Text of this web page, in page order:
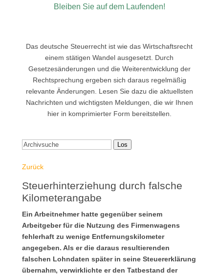
Bleiben Sie auf dem Laufenden!
Das deutsche Steuerrecht ist wie das Wirtschaftsrecht
einem stätigen Wandel ausgesetzt. Durch
Gesetzesänderungen und die Weiterentwicklung der
Rechtsprechung ergeben sich daraus regelmäßig
relevante Änderungen. Lesen Sie dazu die aktuellsten
Nachrichten und wichtigsten Meldungen, die wir Ihnen
hier in komprimierter Form bereitstellen.
Los
Zurück
Steuerhinterziehung durch falsche
Kilometerangabe
Ein Arbeitnehmer hatte gegenüber seinem
Arbeitgeber für die Nutzung des Firmenwagens
fehlerhaft zu wenige Entfernungskilometer
angegeben. Als er die daraus resultierenden
falschen Lohndaten später in seine Steuererklärung
übernahm, verwirklichte er den Tatbestand der